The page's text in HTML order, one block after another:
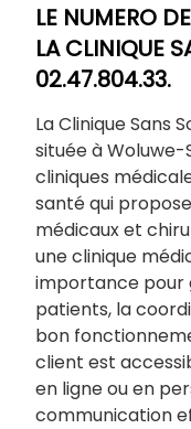
LE NUMERO
LA CLINIQUE
02.47.804.33.
La Clinique Sans
située à Woluwe-
cliniques
santé qui
médicaux et
une clinique
importance pour
patients, la
bon
client est
en ligne ou en
communication